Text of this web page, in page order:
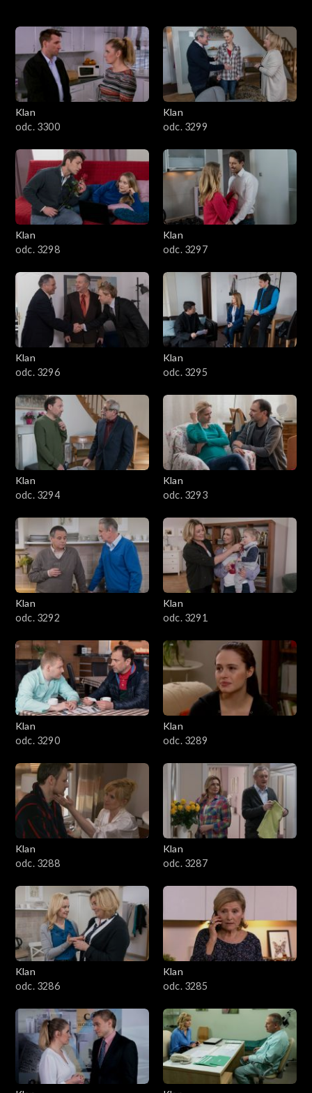
4601–4700
4501–4600
4401–4500
4301–4400
4201–4300
4101–4200
3901–4000
3801–3900
3701–3800
3601–3700
3501–3600
3401–3500
3201–3300
3101–3200
3001–3100
2901–3000
2801–2900
2701–2800
2501–2600
2401–2500
2301–2400
2201–2300
2101–2200
2001–2100
1901–2000
1801–1900
1701–1800
Klan
odc. 3300
Klan
odc. 3299
Klan
odc. 3298
Klan
odc. 3297
Klan
odc. 3296
Klan
odc. 3295
Klan
odc. 3294
Klan
odc. 3293
Klan
odc. 3292
Klan
odc. 3291
Klan
odc. 3290
Klan
odc. 3289
Klan
odc. 3288
Klan
odc. 3287
Klan
odc. 3286
Klan
odc. 3285